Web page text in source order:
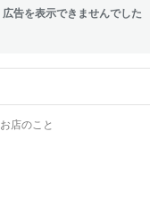
広告を表示できませんでした
お店のこと